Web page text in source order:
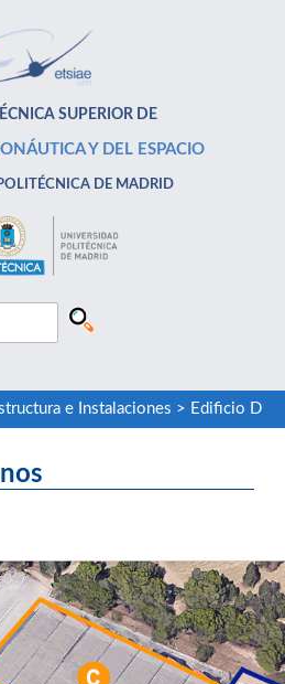
SUPERIOR DE
Y DEL ESPACIO
DE MADRID
e Instalaciones > Edificio D